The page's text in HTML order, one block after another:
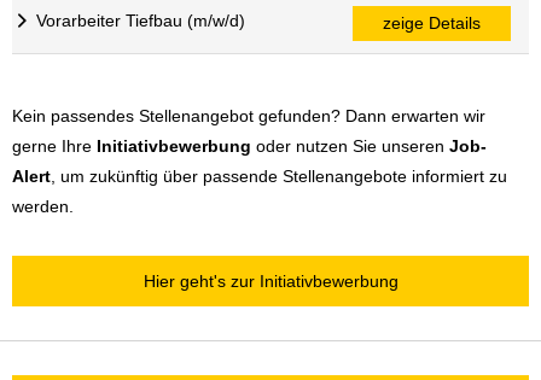
Vorarbeiter Tiefbau (m/w/d) zeige Details
Kein passendes Stellenangebot gefunden? Dann erwarten wir
gerne Ihre Initiativbewerbung oder nutzen Sie unseren Job-
Alert , um zukünftig über passende Stellenangebote informiert zu
werden.
Hier geht's zur Initiativbewerbung